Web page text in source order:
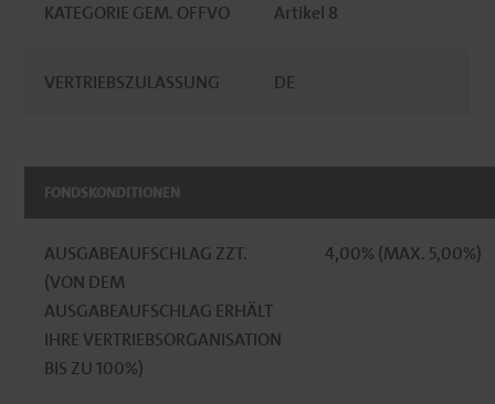
KATEGORIE GEM. OFFVO Artikel 8
VERTRIEBSZULASSUNG DE
FONDSKONDITIONEN
AUSGABEAUFSCHLAG ZZT.
(VON DEM
AUSGABEAUFSCHLAG ERHÄLT
IHRE VERTRIEBSORGANISATION
BIS ZU 100%)
4,00% (MAX. 5,00%)